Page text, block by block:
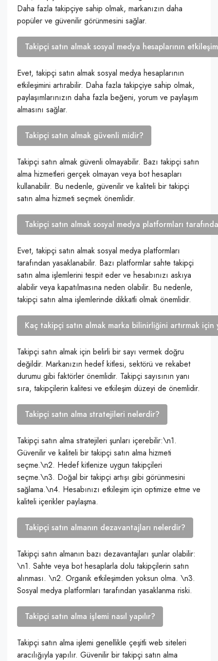
Daha fazla takipçiye sahip olmak, markanızın daha
popüler ve güvenilir görünmesini sağlar.
Takipçi satın almak sosyal medya hesaplarının
Evet, takipçi satın almak sosyal medya hesaplarının
etkileşimini artırabilir. Daha fazla takipçiye sahip olmak,
paylaşımlarınızın daha fazla beğeni, yorum ve paylaşım
almasını sağlar.
Takipçi satın almak güvenli midir?
Takipçi satın almak güvenli olmayabilir. Bazı takipçi satın
alma hizmetleri gerçek olmayan veya bot hesapları
kullanabilir. Bu nedenle, güvenilir ve kaliteli bir takipçi
satın alma hizmeti seçmek önemlidir.
Takipçi satın almak sosyal medya platformları
Evet, takipçi satın almak sosyal medya platformları
tarafından yasaklanabilir. Bazı platformlar sahte takipçi
satın alma işlemlerini tespit eder ve hesabınızı askıya
alabilir veya kapatılmasına neden olabilir. Bu nedenle,
takipçi satın alma işlemlerinde dikkatli olmak önemlidir.
Kaç takipçi satın almak marka bilinirliğini artırmak
Takipçi satın almak için belirli bir sayı vermek doğru
değildir. Markanızın hedef kitlesi, sektörü ve rekabet
durumu gibi faktörler önemlidir. Takipçi sayısının yanı
sıra, takipçilerin kalitesi ve etkileşim düzeyi de önemlidir.
Takipçi satın alma stratejileri nelerdir?
Takipçi satın alma stratejileri şunları içerebilir:\n1.
Güvenilir ve kaliteli bir takipçi satın alma hizmeti
seçme.\n2. Hedef kitlenize uygun takipçileri
seçme.\n3. Doğal bir takipçi artışı gibi görünmesini
sağlama.\n4. Hesabınızı etkileşim için optimize etme ve
kaliteli içerikler paylaşma.
Takipçi satın almanın dezavantajları nelerdir?
Takipçi satın almanın bazı dezavantajları şunlar olabilir:
\n1. Sahte veya bot hesaplarla dolu takipçilerin satın
alınması. \n2. Organik etkileşimden yoksun olma. \n3.
Sosyal medya platformları tarafından yasaklanma riski.
Takipçi satın alma işlemi nasıl yapılır?
Takipçi satın alma işlemi genellikle çeşitli web siteleri
aracılığıyla yapılır. Güvenilir bir takipçi satın alma